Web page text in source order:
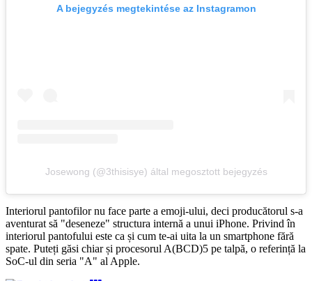
A bejegyzés megtekintése az Instagramon
Josewong (@3thisisye) által megosztott bejegyzés
Interiorul pantofilor nu face parte a emoji-ului, deci producătorul s-a
aventurat să "deseneze" structura internă a unui iPhone. Privind în
interiorul pantofului este ca și cum te-ai uita la un smartphone fără
spate. Puteți găsi chiar și procesorul A(BCD)5 pe talpă, o referință la
SoC-ul din seria "A" al Apple.